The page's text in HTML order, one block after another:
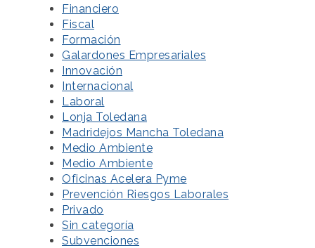
Financiero
Fiscal
Formación
Galardones Empresariales
Innovación
Internacional
Laboral
Lonja Toledana
Madridejos Mancha Toledana
Medio Ambiente
Medio Ambiente
Oficinas Acelera Pyme
Prevención Riesgos Laborales
Privado
Sin categoría
Subvenciones